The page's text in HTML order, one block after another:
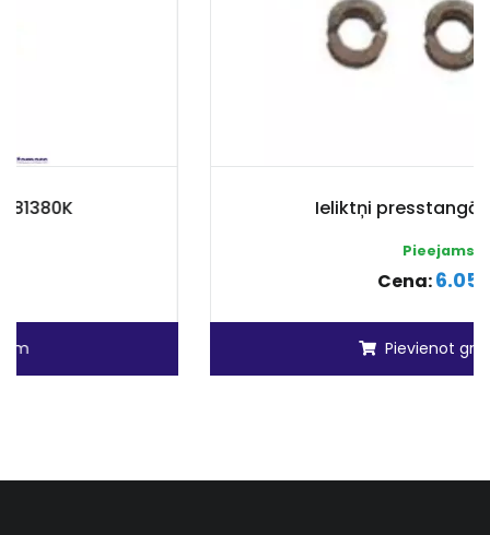
Ieliktņi presstangām 81384K
Pievienot grozam